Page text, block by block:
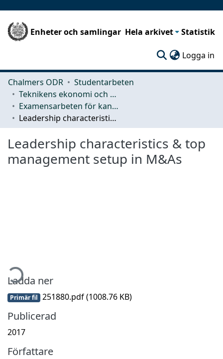
Enheter och samlingar Hela arkivet Statistik
Logga in
Chalmers ODR
Studentarbeten
Teknikens ekonomi och organisation
Examensarbeten för kandidatexamen
Leadership characteristics & top management setup in M&As
Leadership characteristics & top
management setup in M&As
Ladda ner
Primär fil 251880.pdf(1008.76 KB)
Publicerad
2017
Författare